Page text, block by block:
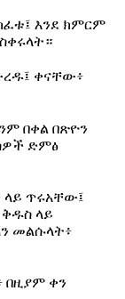
እንደ ክምርም
ቀናቸው፥
በቀል በጽዮን
ድምፅ
ላይ ጥሩአቸው፤
ላይ
መልሱላት፥
በዚያም ቀን